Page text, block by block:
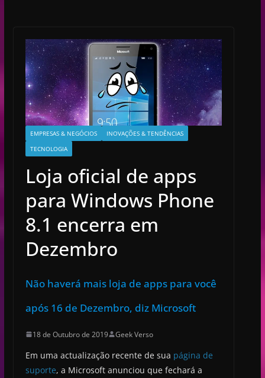
EMPRESAS & NEGÓCIOS
INOVAÇÕES & TENDÊNCIAS
TECNOLOGIA
Loja oficial de apps
para Windows Phone
8.1 encerra em
Dezembro
Não haverá mais loja de apps para você
após 16 de Dezembro, diz Microsoft
18 de Outubro de 2019 Geek Verso
Em uma actualização recente de sua página de
suporte, a Microsoft anunciou que fechará a